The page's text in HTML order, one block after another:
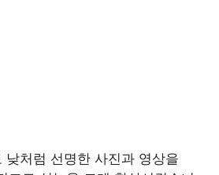
낮처럼 선명한 사진과 영상을